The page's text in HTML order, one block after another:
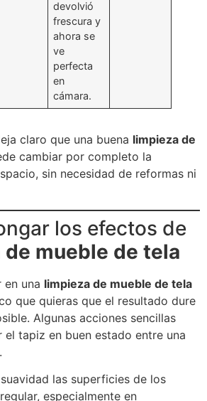
devolvió
frescura y
ahora se
ve
perfecta
en
cámara.
claro que una buena limpieza de
cambiar por completo la
sin necesidad de reformas ni
los efectos de
mueble de tela
en una limpieza de mueble de tela
que quieras que el resultado dure
Algunas acciones sencillas
el tapiz en buen estado entre una
las superficies de los
especialmente en